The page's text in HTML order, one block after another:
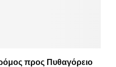
προς Πυθαγόρειο